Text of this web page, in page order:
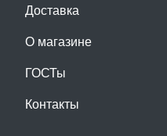
Доставка
О магазине
ГОСТы
Контакты